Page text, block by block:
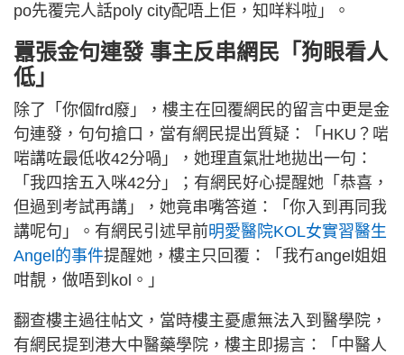
po先覆完人話poly city配唔上佢，知咩料啦」。
囂張金句連發 事主反串網民「狗眼看人
低」
除了「你個frd廢」，樓主在回覆網民的留言中更是金
句連發，句句搶口，當有網民提出質疑：「HKU？啱
啱講咗最低收42分喎」，她理直氣壯地拋出一句：
「我四捨五入咪42分」；有網民好心提醒她「恭喜，
但過到考試再講」，她竟串嘴答道：「你入到再同我
講呢句」。有網民引述早前明愛醫院KOL女實習醫生
Angel的事件提醒她，樓主只回覆：「我冇angel姐姐
咁靚，做唔到kol。」
翻查樓主過往帖文，當時樓主憂慮無法入到醫學院，
有網民提到港大中醫藥學院，樓主即揚言：「中醫人